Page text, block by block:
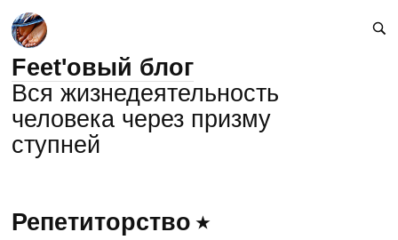
Feet'овый блог
Вся жизнедеятельность
человека через призму
ступней
Репетиторство